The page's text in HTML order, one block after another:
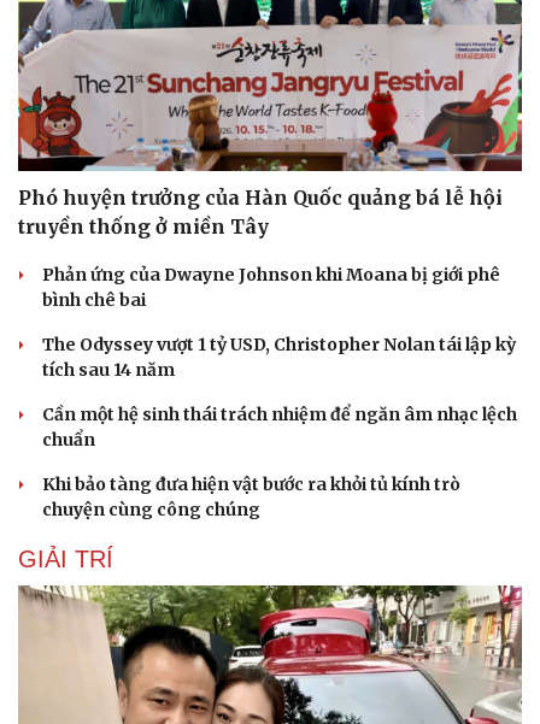
Phó huyện trưởng của Hàn Quốc quảng bá lễ hội
truyền thống ở miền Tây
Phản ứng của Dwayne Johnson khi Moana bị giới phê
bình chê bai
The Odyssey vượt 1 tỷ USD, Christopher Nolan tái lập kỳ
tích sau 14 năm
Cần một hệ sinh thái trách nhiệm để ngăn âm nhạc lệch
chuẩn
Khi bảo tàng đưa hiện vật bước ra khỏi tủ kính trò
chuyện cùng công chúng
GIẢI TRÍ